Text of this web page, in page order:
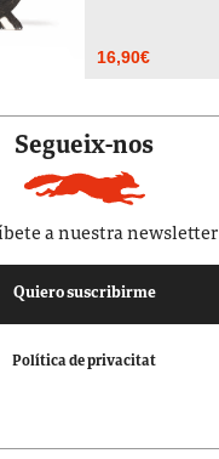
16,90€
Segueix-nos
a nuestra newsletter
Quiero suscribirme
Política de privacitat